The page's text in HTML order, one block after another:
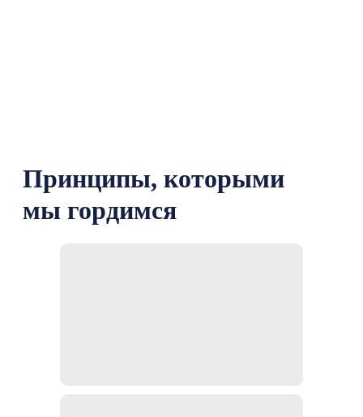
Принципы, которыми
мы гордимся